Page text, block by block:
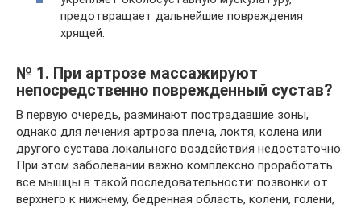
предотвращает дальнейшие повреждения
хрящей.
№ 1. При артрозе массажируют
непосредственно поврежденный сустав?
В первую очередь, разминают пострадавшие зоны,
однако для лечения артроза плеча, локтя, колена или
другого сустава локального воздействия недостаточно.
При этом заболевании важно комплексно проработать
все мышцы в такой последовательности: позвонки от
верхнего к нижнему, бедренная область, колени, голени,